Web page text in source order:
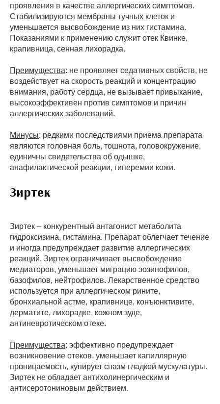
проявления в качестве аллергических симптомов.
Стабилизируются мембраны тучных клеток и
уменьшается высвобождение из них гистамина.
Показаниями к применению служит отек Квинке,
крапивница, сенная лихорадка.
Преимущества: не проявляет седативных свойств, не
воздействует на скорость реакций и концентрацию
внимания, работу сердца, не вызывает привыкание,
высокоэффективен против симптомов и причин
аллергических заболеваний.
Минусы: редкими последствиями приема препарата
являются головная боль, тошнота, головокружение,
единичны свидетельства об одышке,
анафилактической реакции, гиперемии кожи.
Зиртек
Зиртек – конкурентный антагонист метаболита
гидроксизина, гистамина. Препарат облегчает течение
и иногда предупреждает развитие аллергических
реакций. Зиртек ограничивает высвобождение
медиаторов, уменьшает миграцию эозинофилов,
базофилов, нейтрофилов. Лекарственное средство
используется при аллергическом рините,
бронхиальной астме, крапивнице, конъюнктивите,
дерматите, лихорадке, кожном зуде,
антиневротическом отеке.
Преимущества: эффективно предупреждает
возникновение отеков, уменьшает капиллярную
проницаемость, купирует спазм гладкой мускулатуры.
Зиртек не обладает антихолинергическим и
антисеротониновым действием.